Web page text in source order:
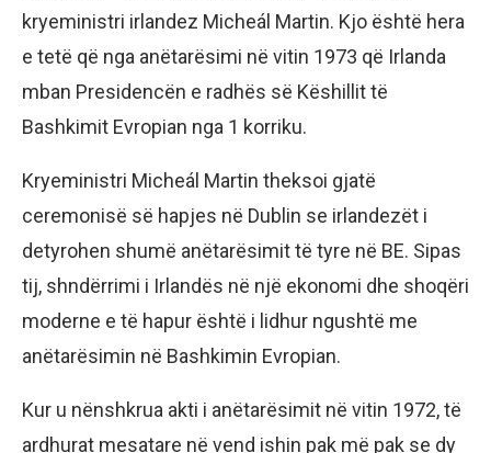
kryeministri irlandez Micheál Martin. Kjo është hera
e tetë që nga anëtarësimi në vitin 1973 që Irlanda
mban Presidencën e radhës së Këshillit të
Bashkimit Evropian nga 1 korriku.
Kryeministri Micheál Martin theksoi gjatë
ceremonisë së hapjes në Dublin se irlandezët i
detyrohen shumë anëtarësimit të tyre në BE. Sipas
tij, shndërrimi i Irlandës në një ekonomi dhe shoqëri
moderne e të hapur është i lidhur ngushtë me
anëtarësimin në Bashkimin Evropian.
Kur u nënshkrua akti i anëtarësimit në vitin 1972, të
ardhurat mesatare në vend ishin pak më pak se dy